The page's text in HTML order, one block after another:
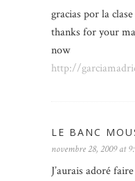
gracias por la
thanks for your
now
http://
LE BANC
novembre 28, 2009 at
J’aurais adoré